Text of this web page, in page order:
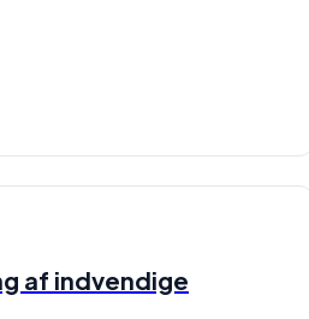
af indvendige